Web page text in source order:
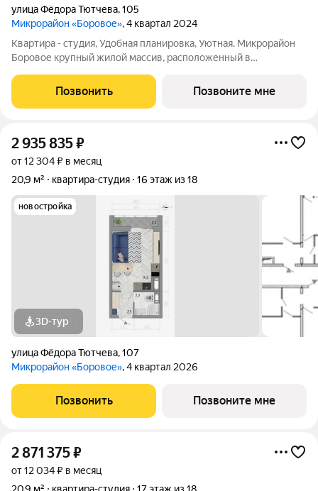
улица Фёдора Тютчева,105
Микрорайон «Боровое», 4 квартал 2024
Квартира - студия, Удобная планировка, Уютная. Микрорайон
Боровое крупный жилой массив, расположенный в
города Воронежа. Жилой комплекс располагает собственной
инфраструктурой и сервисами и
Позвонить Позвоните мне
2 935 835₽
от 12 304 ₽ в месяц
20,9 м²
квартира-студия 16 этаж из 18
новостройка
3D-тур
улица Фёдора Тютчева,107
Микрорайон «Боровое», 4 квартал 2026
Позвонить Позвоните мне
2 871 375₽
от 12 034 ₽ в месяц